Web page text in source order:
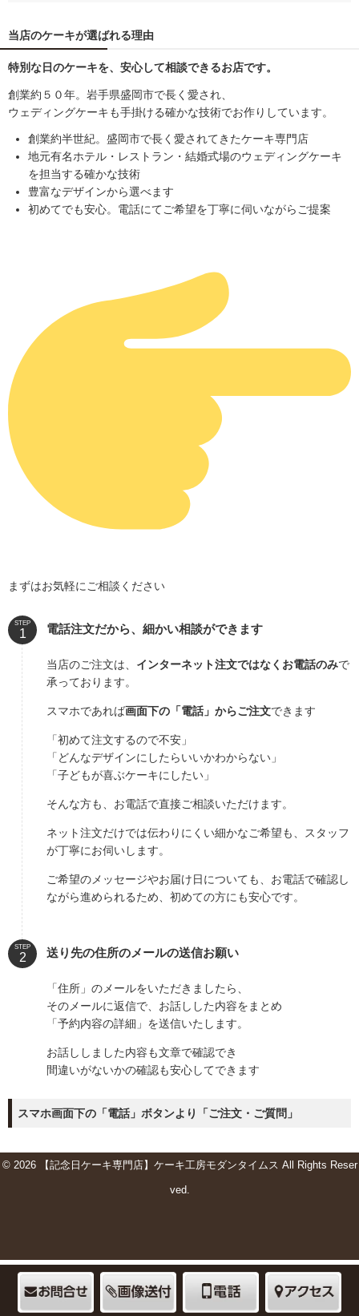
当店のケーキが選ばれる理由
特別な日のケーキを、安心して相談できるお店です。
創業約５０年。岩手県盛岡市で長く愛され、
ウェディングケーキも手掛ける確かな技術でお作りしています。
創業約半世紀。盛岡市で長く愛されてきたケーキ専門店
地元有名ホテル・レストラン・結婚式場のウェディングケーキ
を担当する確かな技術
豊富なデザインから選べます
初めてでも安心。電話にてご希望を丁寧に伺いながらご提案
まずはお気軽にご相談ください
STEP 電話注文だから、細かい相談ができます
当店のご注文は、 インターネット注文ではなくお電話のみで
承っております。
スマホであれば画面下の「電話」からご注文できます
「初めて注文するので不安」
「どんなデザインにしたらいいかわからない」
「子どもが喜ぶケーキにしたい」
そんな方も、お電話で直接ご相談いただけます。
ネット注文だけでは伝わりにくい細かなご希望も、スタッフ
が丁寧にお伺いします。
ご希望のメッセージやお届け日についても、お電話で確認し
ながら進められるため、初めての方にも安心です。
STEP 送り先の住所のメールの送信お願い
「住所」のメールをいただきましたら、
そのメールに返信で、お話しした内容をまとめ
「予約内容の詳細」を送信いたします。
お話ししました内容も文章で確認でき
間違いがないかの確認も安心してできます
スマホ画面下の「電話」ボタンより「ご注文・ご質問」
© 2026 【記念日ケーキ専門店】ケーキ工房モダンタイムス All Rights Reser
ved.